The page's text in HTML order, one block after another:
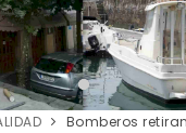
Bomberos